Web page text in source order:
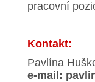
pracovní
Kontakt:
Pavlína
e-mail: